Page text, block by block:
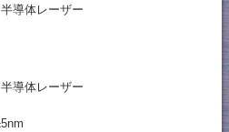
導体レーザー
導体レーザー